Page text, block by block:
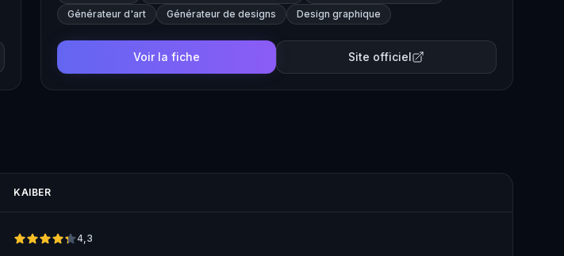
Générateur d'art
Générateur de designs Design graphique
Voir la fiche Site officiel
KAIBER
4,3